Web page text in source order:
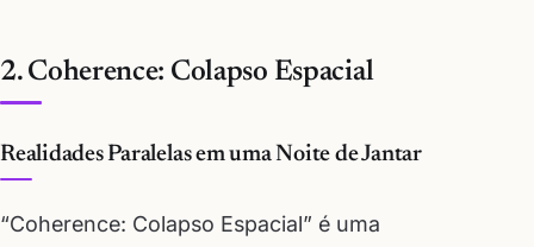
2. Coherence: Colapso Espacial
Realidades Paralelas em uma Noite de Jantar
“Coherence: Colapso Espacial” é uma